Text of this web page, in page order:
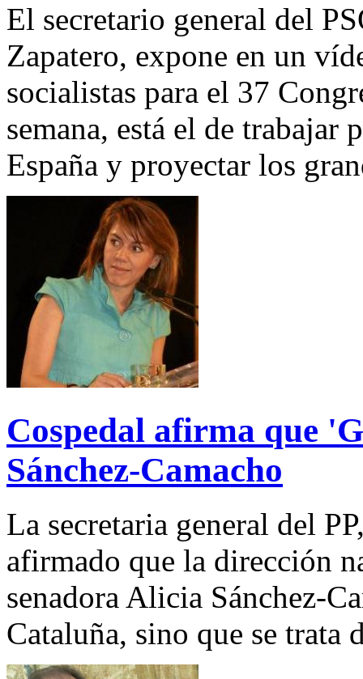
El secretario general del
Zapatero, expone en un
socialistas para el 37
semana, está el de trabajar
España y proyectar los
Cospedal afirma que
Sánchez-Camacho
La secretaria general del
afirmado que la dirección
senadora Alicia Sánchez-
Cataluña, sino que se trata